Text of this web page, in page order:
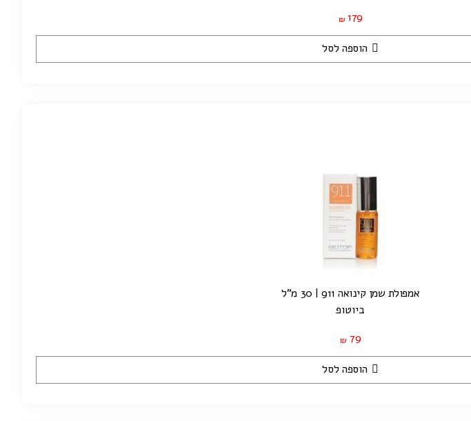
₪ 179
הוספה לסל
אמפולת שמן קינואה 911 | 30 מ"ל
ביוטופ
₪ 79
הוספה לסל